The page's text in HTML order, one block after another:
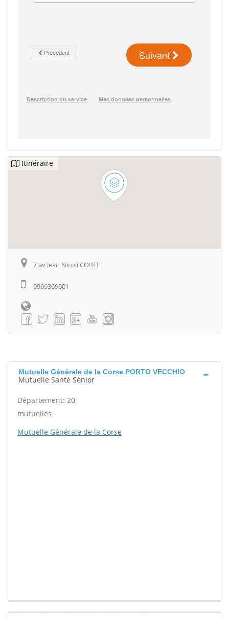
Itinéraire
7 av Jean Nicoli CORTE
0969369601
Mutuelle Générale de la Corse PORTO VECCHIO
Mutuelle Santé Sénior
Département: 20
mutuelles
Mutuelle Générale de la Corse